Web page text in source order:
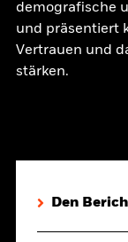
demografische
und präsentiert
Vertrauen und
stärken.
Den